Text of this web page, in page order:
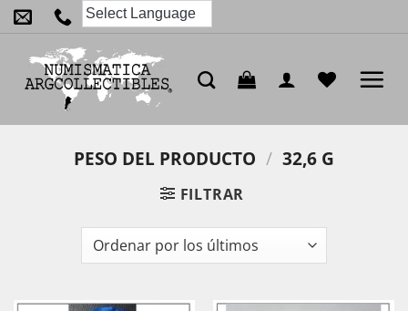
Saltar
al
contenido
PESO DEL PRODUCTO / 32,6 G
FILTRAR